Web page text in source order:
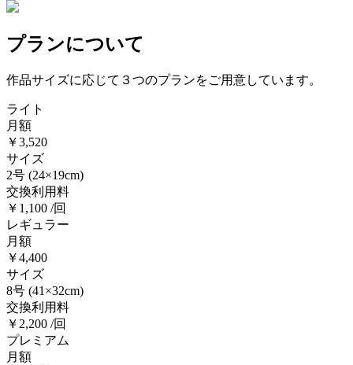
プランについて
作品サイズに応じて３つのプランをご用意しています。
ライト
月額
￥3,520
サイズ
2号 (24×19cm)
交換利用料
￥1,100 /回
レギュラー
月額
￥4,400
サイズ
8号 (41×32cm)
交換利用料
￥2,200 /回
プレミアム
月額